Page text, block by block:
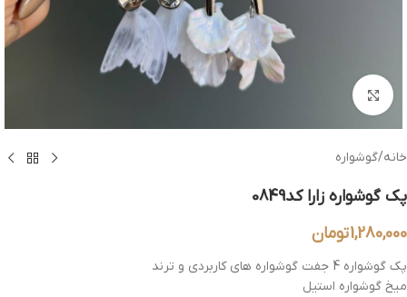
بزرگنمایی تصویر
خانه/گوشواره
پک گوشواره زارا کد0849
1,280,000تومان
پک گوشواره 4 جفت گوشواره های کاربردی و ترند
میخ گوشواره استیل